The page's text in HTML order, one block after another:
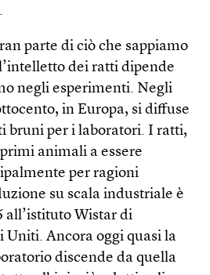
parte di ciò che sappiamo
dei ratti dipende
negli esperimenti. Negli
in Europa, si diffuse
bruni per i laboratori. I ratti,
animali a essere
per ragioni
su scala industriale è
all’istituto Wistar di
Uniti. Ancora oggi quasi la
discende da quella